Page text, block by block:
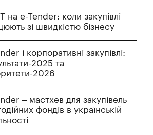
на e-Tender: коли закупівлі
зі швидкістю бізнесу
і корпоративні закупівлі:
2025 та
2026
– мастхев для закупівель
фондів в українській